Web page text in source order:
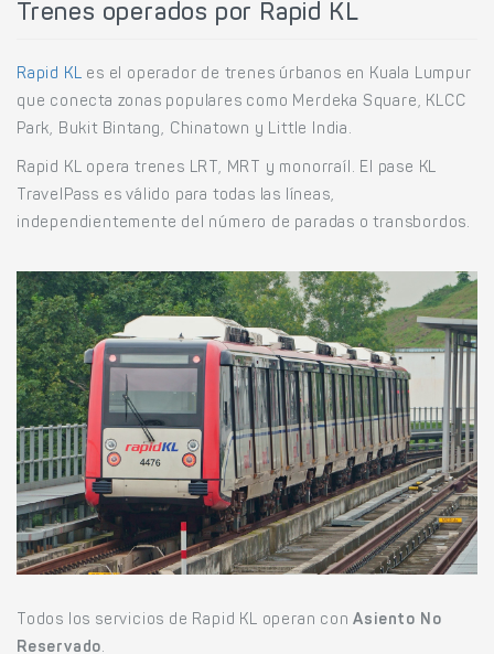
Trenes operados por Rapid KL
Rapid KL es el operador de trenes úrbanos en Kuala Lumpur
que conecta zonas populares como Merdeka Square, KLCC
Park, Bukit Bintang, Chinatown y Little India.
Rapid KL opera trenes LRT, MRT y monorraíl. El pase KL
TravelPass es válido para todas las líneas,
independientemente del número de paradas o transbordos.
Todos los servicios de Rapid KL operan conAsiento No
Reservado.